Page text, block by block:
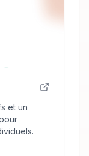
et un